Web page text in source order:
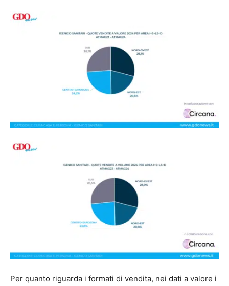
Per quanto riguarda i formati di vendita, nei dati a valore i